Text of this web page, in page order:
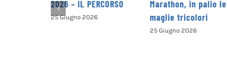
– IL PERCORSO
Marathon, in palio le
maglie tricolori
Petrella
alla